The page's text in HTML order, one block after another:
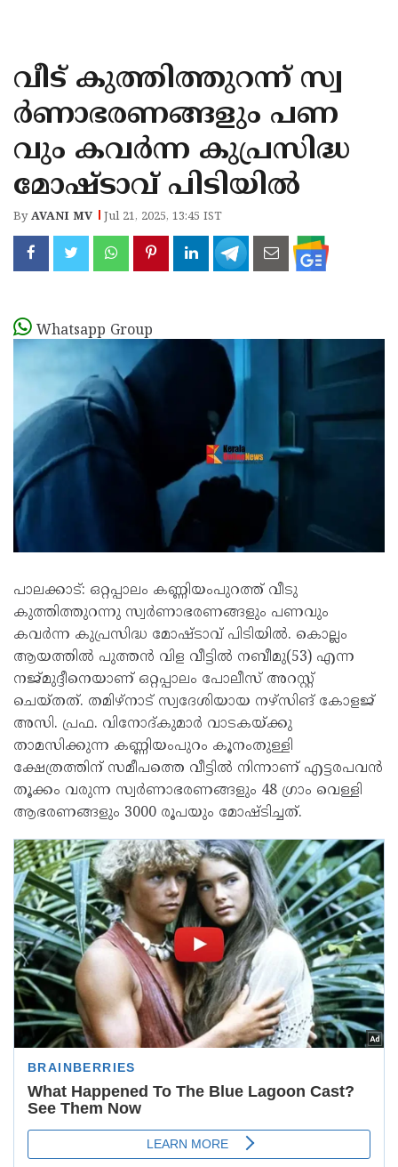
KANNUR
KASARAGOD
വീട് കുത്തിത്തുറന്ന് സ്വ
ര്‍ണാഭരണങ്ങളും പണ
വും കവര്‍ന്ന കുപ്രസിദ്ധ
മോഷ്ടാവ് പിടിയില്‍
ByAVANI MV Jul 21, 2025, 13:45 IST
Whatsapp Group
പാലക്കാട്: ഒറ്റപ്പാലം കണ്ണിയംപുറത്ത് വീടു
കുത്തിത്തുറന്നു സ്വര്‍ണാഭരണങ്ങളും പണവും
കവര്‍ന്ന കുപ്രസിദ്ധ മോഷ്ടാവ് പിടിയില്‍. കൊല്ലം
ആയത്തില്‍ പുത്തന്‍ വിള വീട്ടില്‍ നബീമു(53) എന്ന
നജ്മുദ്ദീനെയാണ് ഒറ്റപ്പാലം പോലീസ് അറസ്റ്റ്
ചെയ്തത്. തമിഴ്‌നാട് സ്വദേശിയായ നഴ്‌സിങ് കോളജ്
അസി. പ്രഫ. വിനോദ്കുമാര്‍ വാടകയ്ക്കു
താമസിക്കുന്ന കണ്ണിയംപുറം കൂനംതുള്ളി
ക്ഷേത്രത്തിന് സമീപത്തെ വീട്ടില്‍ നിന്നാണ് എട്ടരപവന്‍
തൂക്കം വരുന്ന സ്വര്‍ണാഭരണങ്ങളും 48 ഗ്രാം വെള്ളി
ആഭരണങ്ങളും 3000 രൂപയും മോഷ്ടിച്ചത്.